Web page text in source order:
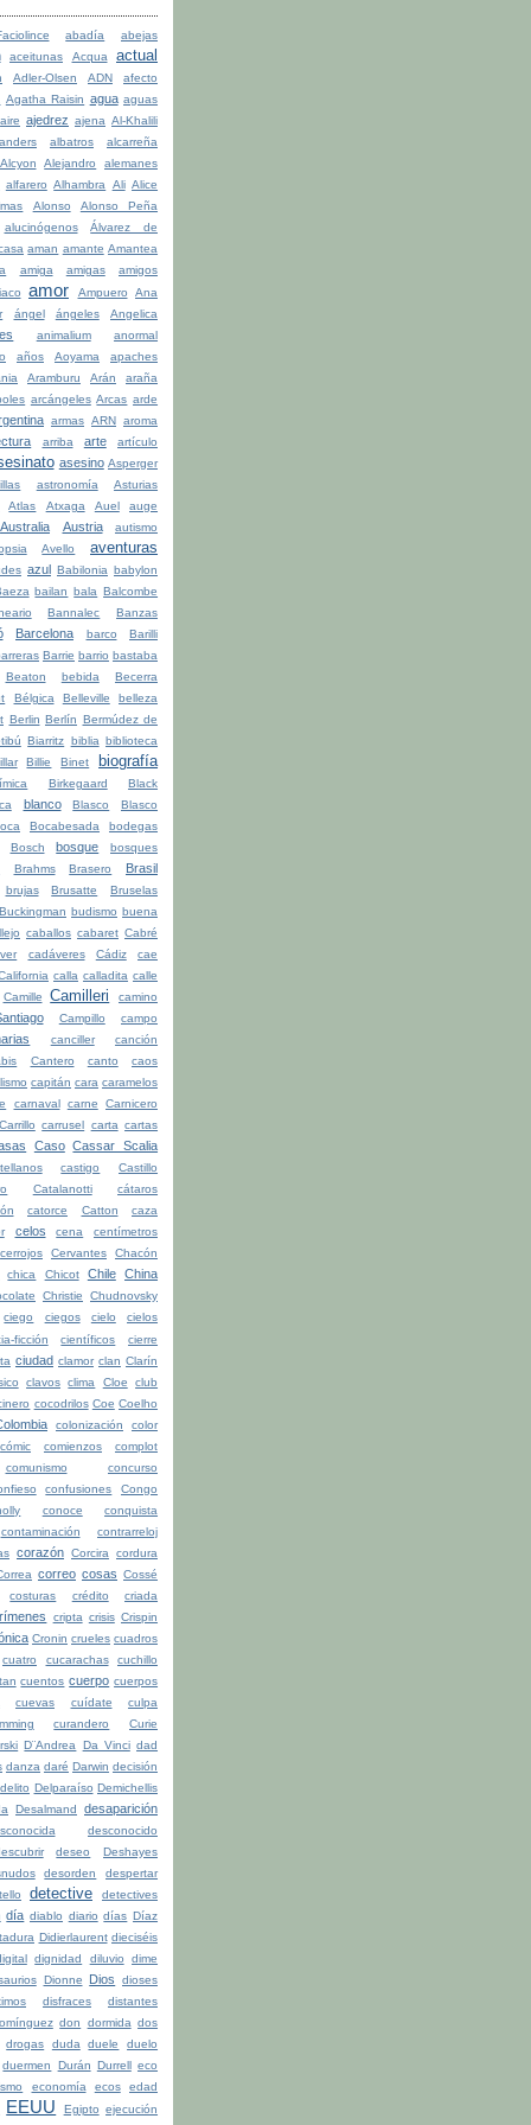
abadía
abejas
aceitunas Acqua actual
Adler-Olsen ADN afecto
Agatha Raisin agua aguas
aire ajedrez ajena Al-Khalili
albatros
alcarreña
Alcyon Alejandro alemanes
alfarero Alhambra Ali Alice
Alonso
Alonso Peña
alucinógenos
Álvarez de
aman amante Amantea
amiga amigas amigos
amor Ampuero
Ana
ángel ángeles
Angelica
animalium
anormal
años Aoyama
apaches
Aramburu Arán araña
arcángeles Arcas arde
armas ARN aroma
arriba arte
artículo
asesino Asperger
astronomía
Asturias
Atlas Atxaga Auel
auge
Australia Austria autismo
Avello aventuras
azul Babilonia babylon
bailan bala Balcombe
Bannalec
Banzas
Barcelona barco
Barilli
Barrie barrio bastaba
Beaton bebida
Becerra
Bélgica Belleville
belleza
Berlin Berlín Bermúdez de
Biarritz biblia biblioteca
Billie Binet biografía
Birkegaard
Black
blanco Blasco
Blasco
Bocabesada
bodegas
Bosch bosque
bosques
Brahms Brasero Brasil
brujas Brusatte
Bruselas
Buckingman budismo buena
caballos cabaret Cabré
cadáveres Cádiz cae
calla calladita calle
Camille Camilleri camino
Campillo campo
canciller
canción
Cantero canto
caos
capitán cara caramelos
carnaval carne
Carnicero
Carrillo carrusel carta cartas
Caso Cassar Scalia
castigo
Castillo
Catalanotti
cátaros
catorce Catton
caza
celos cena
centímetros
cerrojos Cervantes
Chacón
chica Chicot Chile China
Christie
Chudnovsky
ciego ciegos cielo cielos
ficción científicos
cierre
ciudad clamor clan Clarín
clavos clima Cloe
club
cocodrilos Coe Coelho
colonización
color
cómic comienzos
complot
comunismo
concurso
confusiones
Congo
conoce
conquista
contaminación
contrarreloj
corazón Corcira
cordura
correo cosas Cossé
costuras crédito criada
cripta crisis Crispin
Cronin crueles cuadros
cuatro cucarachas
cuchillo
cuentos cuerpo cuerpos
cuevas cuídate
culpa
curandero
Curie
D¨Andrea Da Vinci dad
danza daré Darwin decisión
delito Delparaíso Demichellis
Desalmand desaparición
desconocido
deseo
Deshayes
desorden
despertar
detective
detectives
día diablo diario días Díaz
Didierlaurent dieciséis
dignidad diluvio dime
Dionne Dios
dioses
disfraces
distantes
don dormida dos
drogas duda duele duelo
duermen Durán Durrell eco
economía ecos
edad
EEUU Egipto ejecución